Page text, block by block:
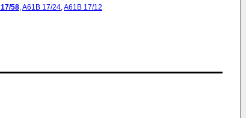
17/58,A61B 17/24,A61B 17/12